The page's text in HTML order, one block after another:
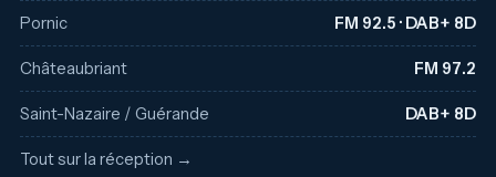
Pornic FM 92.5 · DAB+ 8D
Châteaubriant FM 97.2
Saint-Nazaire / Guérande DAB+ 8D
Tout sur la réception →